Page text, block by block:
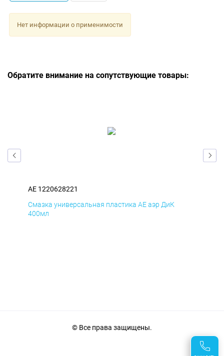
Нет информации о применимости
Обратите внимание на сопутствующие товары:
AE 1220628221
Смазка универсальная пластика AE аэр ДиК
400мл
© Все права защищены.